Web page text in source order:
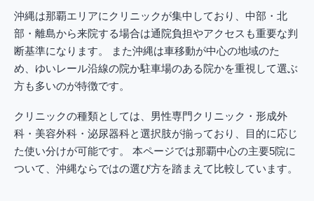
沖縄は那覇エリアにクリニックが集中しており、中部・北
部・離島から来院する場合は通院負担やアクセスも重要な判
断基準になります。 また沖縄は車移動が中心の地域のた
め、ゆいレール沿線の院か駐車場のある院かを重視して選ぶ
方も多いのが特徴です。
クリニックの種類としては、男性専門クリニック・形成外
科・美容外科・泌尿器科と選択肢が揃っており、目的に応じ
た使い分けが可能です。 本ページでは那覇中心の主要5院に
ついて、沖縄ならではの選び方を踏まえて比較しています。